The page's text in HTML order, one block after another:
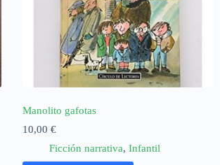
Manolito gafotas
10,00€
Ficción narrativa, Infantil